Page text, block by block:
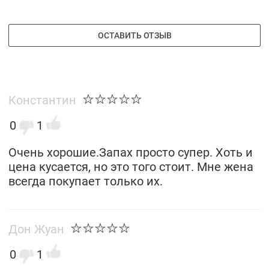
ОСТАВИТЬ ОТЗЫВ
Константин
0
1
Очень хорошие.Запах просто супер. Хоть и
цена кусается, но это того стоит. Мне жена
всегда покупает только их.
Дон Жуан
0
1